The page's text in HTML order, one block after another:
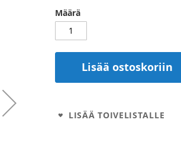
Määrä
Lisää ostoskoriin
LISÄÄ TOIVELISTALLE